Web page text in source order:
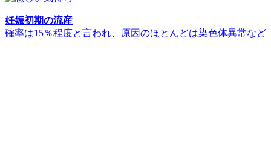
妊娠初期の流産
確率は15％程度と言われ、原因のほとんどは染色体異常など